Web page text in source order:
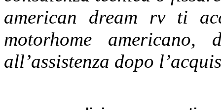
american dream rv ti
motorhome
all’assistenza dopo